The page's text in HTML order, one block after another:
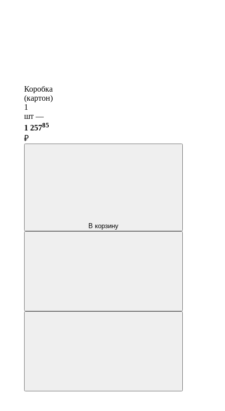
Коробка
(картон)
1
шт —
1 25785
₽
В корзину